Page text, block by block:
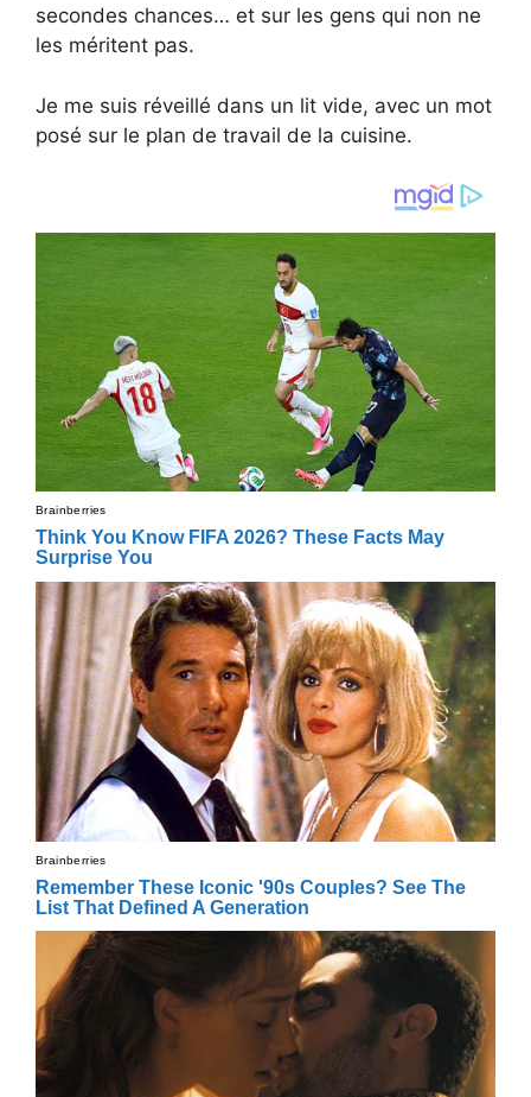
secondes chances… et sur les gens qui non ne
les méritent pas.
Je me suis réveillé dans un lit vide, avec un mot
posé sur le plan de travail de la cuisine.